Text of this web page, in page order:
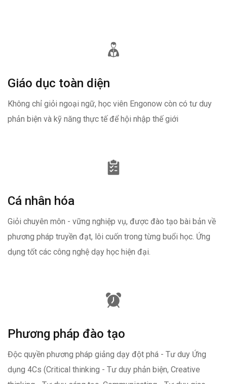
Giáo dục toàn diện
Không chỉ giỏi ngoại ngữ, học viên Engonow còn có tư duy
phản biện và kỹ năng thực tế để hội nhập thế giới
Cá nhân hóa
Giỏi chuyên môn - vững nghiệp vụ, được đào tạo bài bản về
phương pháp truyền đạt, lôi cuốn trong từng buổi học. Ứng
dụng tốt các công nghệ dạy học hiện đại.
Phương pháp đào tạo
Độc quyền phương pháp giảng dạy đột phá - Tư duy Ứng
dụng 4Cs (Critical thinking - Tư duy phản biện, Creative